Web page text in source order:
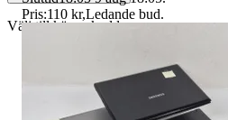
Välj till köparskydd
Pris:110 kr,Ledande bud.